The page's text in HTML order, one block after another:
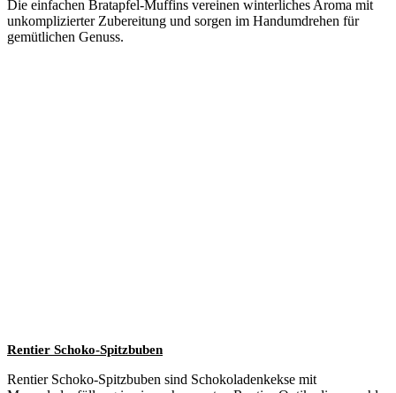
Die einfachen Bratapfel-Muffins vereinen winterliches Aroma mit
unkomplizierter Zubereitung und sorgen im Handumdrehen für
gemütlichen Genuss.
Rentier Schoko-Spitzbuben
Rentier Schoko-Spitzbuben sind Schokoladenkekse mit